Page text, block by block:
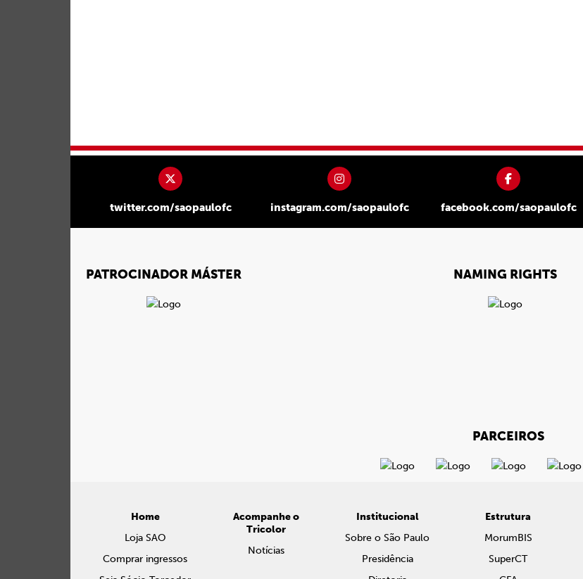
twitter.com/saopaulofc instagram.com/saopaulofc facebook.com/saopaulofc
PATROCINADOR MÁSTER NAMING RIGHTS
PARCEIROS
Home
Loja SAO
Comprar ingressos
Acompanhe o
Tricolor
Notícias
Institucional
Sobre o São Paulo
Presidência
Estrutura
MorumBIS
SuperCT